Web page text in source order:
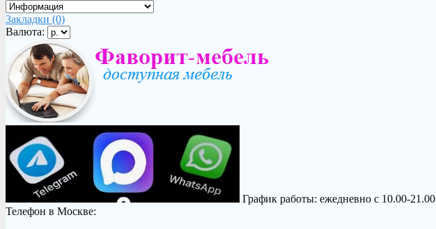
Закладки (0)
Валюта:
График работы: ежедневно с 10.00-21.00
Телефон в Москве: